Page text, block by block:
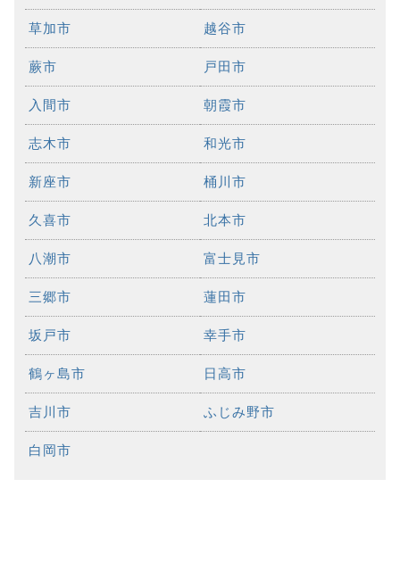
草加市 越谷市
蕨市 戸田市
入間市 朝霞市
志木市 和光市
新座市 桶川市
久喜市 北本市
八潮市 富士見市
三郷市 蓮田市
坂戸市 幸手市
鶴ヶ島市 日高市
吉川市 ふじみ野市
白岡市